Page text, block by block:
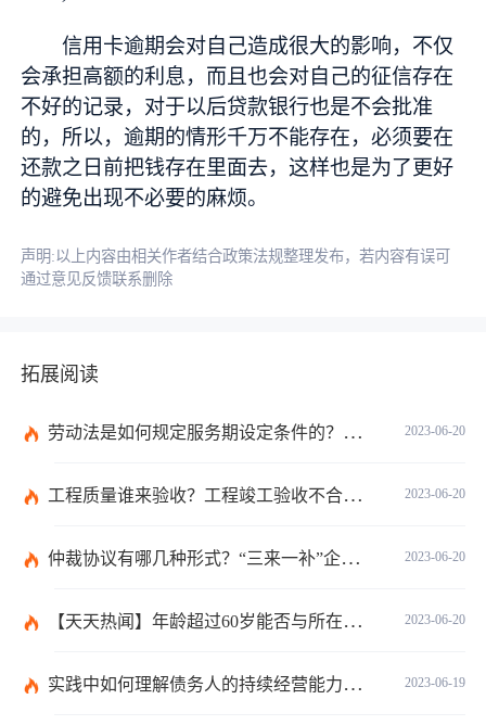
信用卡逾期会对自己造成很大的影响，不仅
会承担高额的利息，而且也会对自己的征信存在
不好的记录，对于以后贷款银行也是不会批准
的，所以，逾期的情形千万不能存在，必须要在
还款之日前把钱存在里面去，这样也是为了更好
的避免出现不必要的麻烦。
声明:以上内容由相关作者结合政策法规整理发布，若内容有误可
通过意见反馈联系删除
拓展阅读
2023-06-20
劳动法是如何规定服务期设定条件的？劳动法调整的劳动关系包含哪些呢？
2023-06-20
工程质量谁来验收？工程竣工验收不合格如何处理？-焦点关注
2023-06-20
仲裁协议有哪几种形式？“三来一补”企业的劳动仲裁争议申诉书主体是谁？-全球焦点
2023-06-20
【天天热闻】年龄超过60岁能否与所在单位建立劳动关系？领取退休金有哪些条件？
2023-06-19
实践中如何理解债务人的持续经营能力？有什么债务人财务的影响？